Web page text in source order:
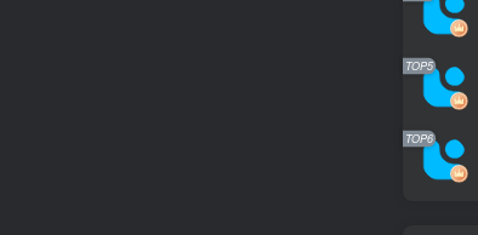
TOP5
TOP6